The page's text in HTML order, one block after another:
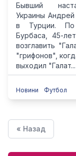
Бывший
Украины
в Турции. По
Бурбаса, 45-
возглавить
"грифонов",
выходил "Галат...
Новини Футбол
« Назад